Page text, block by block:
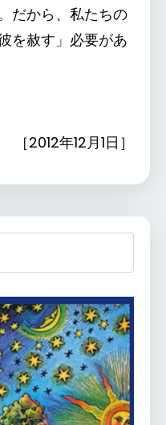
だから、私たちの
を赦す」必要があ
［2012年12月1日］